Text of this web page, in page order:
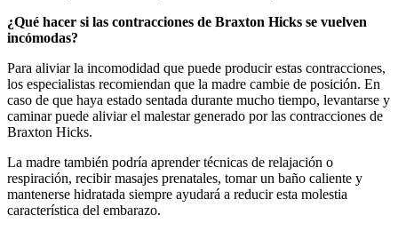
¿Qué hacer si las contracciones de Braxton Hicks se vuelven
incómodas?
Para aliviar la incomodidad que puede producir estas contracciones,
los especialistas recomiendan que la madre cambie de posición. En
caso de que haya estado sentada durante mucho tiempo, levantarse y
caminar puede aliviar el malestar generado por las contracciones de
Braxton Hicks.
La madre también podría aprender técnicas de relajación o
respiración, recibir masajes prenatales, tomar un baño caliente y
mantenerse hidratada siempre ayudará a reducir esta molestia
característica del embarazo.